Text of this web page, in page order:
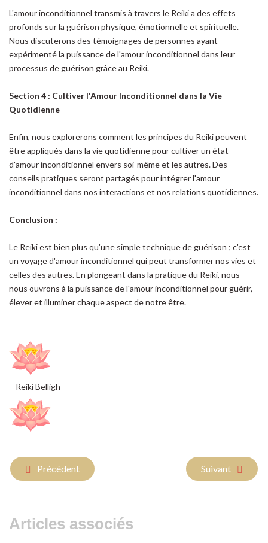
L'amour inconditionnel transmis à travers le Reiki a des effets
profonds sur la guérison physique, émotionnelle et spirituelle.
Nous discuterons des témoignages de personnes ayant
expérimenté la puissance de l'amour inconditionnel dans leur
processus de guérison grâce au Reiki.
Section 4 : Cultiver l'Amour Inconditionnel dans la Vie
Quotidienne
Enfin, nous explorerons comment les principes du Reiki peuvent
être appliqués dans la vie quotidienne pour cultiver un état
d'amour inconditionnel envers soi-même et les autres. Des
conseils pratiques seront partagés pour intégrer l'amour
inconditionnel dans nos interactions et nos relations quotidiennes.
Conclusion :
Le Reiki est bien plus qu'une simple technique de guérison ; c'est
un voyage d'amour inconditionnel qui peut transformer nos vies et
celles des autres. En plongeant dans la pratique du Reiki, nous
nous ouvrons à la puissance de l'amour inconditionnel pour guérir,
élever et illuminer chaque aspect de notre être.
- Reiki Belligh -
Article précédent : ** Le Reiki : Un Voyage d'Amour
Précédent Article suivant :
Suivant
Articles associés